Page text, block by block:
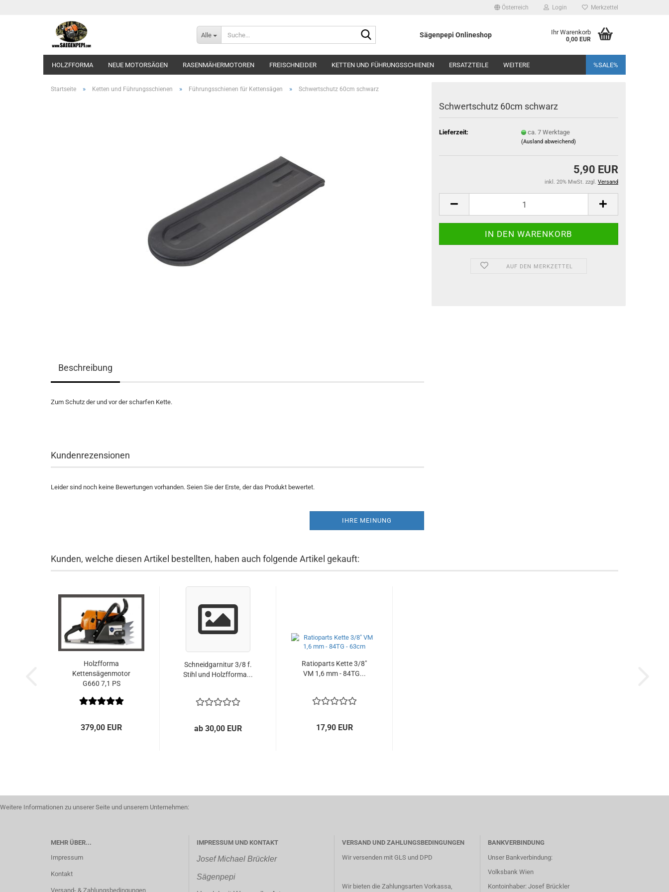
Österreich Login Merkzettel
Alle Sägenpepi Onlineshop Ihr Warenkorb
0,00 EUR
HOLZFFORMA NEUE MOTORSÄGEN RASENMÄHERMOTOREN FREISCHNEIDER KETTEN UND FÜHRUNGSSCHIENEN ERSATZTEILE %SALE%
WEITERE
Startseite » Ketten und Führungsschienen » Führungsschienen für Kettensägen » Schwertschutz 60cm schwarz
Schwertschutz 60cm schwarz
Lieferzeit: ca. 7 Werktage
(Ausland abweichend)
5,90 EUR
inkl. 20% MwSt. zzgl. Versand
AUF DEN MERKZETTEL
Beschreibung
Zum Schutz der und vor der scharfen Kette.
Kundenrezensionen
Leider sind noch keine Bewertungen vorhanden. Seien Sie der Erste, der das Produkt bewertet.
IHRE MEINUNG
Kunden, welche diesen Artikel bestellten, haben auch folgende Artikel gekauft:
Holzfforma
Kettensägenmotor
G660 7,1 PS
379,00 EUR
Schneidgarnitur 3/8 f.
Stihl und Holzfforma...
ab 30,00 EUR
Ratioparts Kette 3/8"
VM 1,6 mm - 84TG...
17,90 EUR
Weitere Informationen zu unserer Seite und unserem Unternehmen:
MEHR ÜBER...
Impressum
Kontakt
Versand- & Zahlungsbedingungen
IMPRESSUM UND KONTAKT
Josef Michael Brückler
Sägenpepi
VERSAND UND ZAHLUNGSBEDINGUNGEN
Wir versenden mit GLS und DPD
Wir bieten die Zahlungsarten Vorkassa,
BANKVERBINDUNG
Unser Bankverbindung:
Volksbank Wien
Kontoinhaber: Josef Brückler